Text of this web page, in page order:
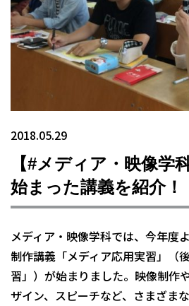
2018.05.29
【#メディア・映像学
始まった講義を紹介！
メディア・映像学科では、今年度
制作講義「メディア応用実習」（
習」）が始まりました。映像制作
ザイン、スピーチなど、さまざま